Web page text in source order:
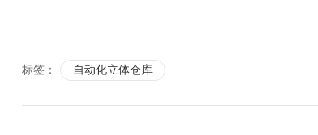
标签： 自动化立体仓库